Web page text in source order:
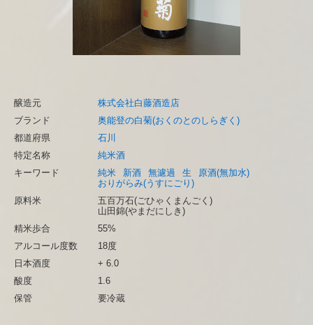
醸造元
株式会社白藤酒造店
ブランド
奥能登の白菊(おくのとのしらぎく)
都道府県
石川
特定名称
純米酒
キーワード
純米 新酒 無濾過 生
原酒(無加水)
おりがらみ(うすにごり)
原料米
五百万石(ごひゃくまんごく)
山田錦(やまだにしき)
精米歩合
55%
アルコール度数
18度
日本酒度
+ 6.0
酸度
1.6
保管
要冷蔵